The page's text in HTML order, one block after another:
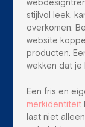
stijlvol leek,
overkomen.
website
producten.
wekken dat
Een fris en
merkidentiteit
laat niet